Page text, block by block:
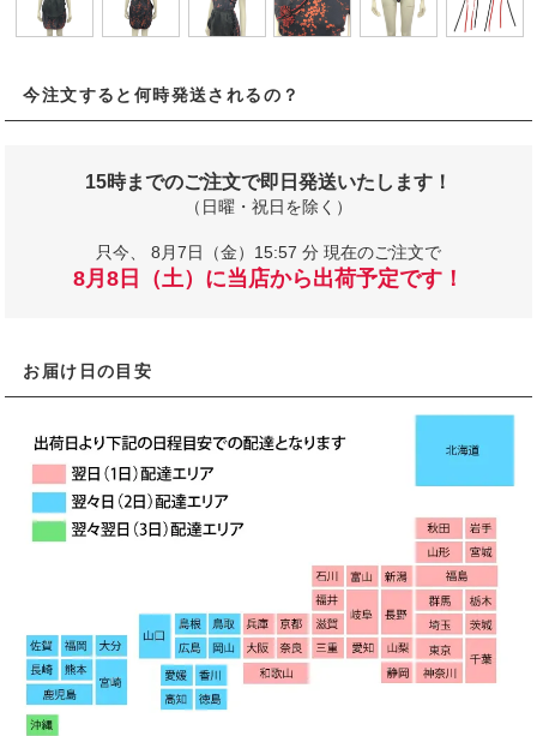
今注文すると何時発送されるの？
15時までのご注文で即日発送いたします！
（日曜・祝日を除く）
只今、 8月7日（金）15:57 分 現在のご注文で
8月8日（土）に当店から出荷予定です！
お届け日の目安